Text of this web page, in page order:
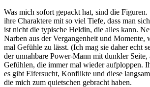
Was mich sofort gepackt hat, sind die Figuren.
ihre Charaktere mit so viel Tiefe, dass man
ist nicht die typische Heldin, die alles kann.
Narben aus der Vergangenheit und Momente,
mal Gefühle zu lässt. (Ich mag sie daher echt
der unnahbare Power-Mann mit dunkler Seite,
Gefühlen, die immer mal wieder aufploppen.
es gibt Eifersucht, Konflikte und diese
die mich zum quietschen gebracht haben.